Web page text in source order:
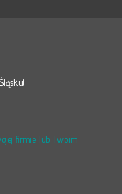
firmie lub Twoim